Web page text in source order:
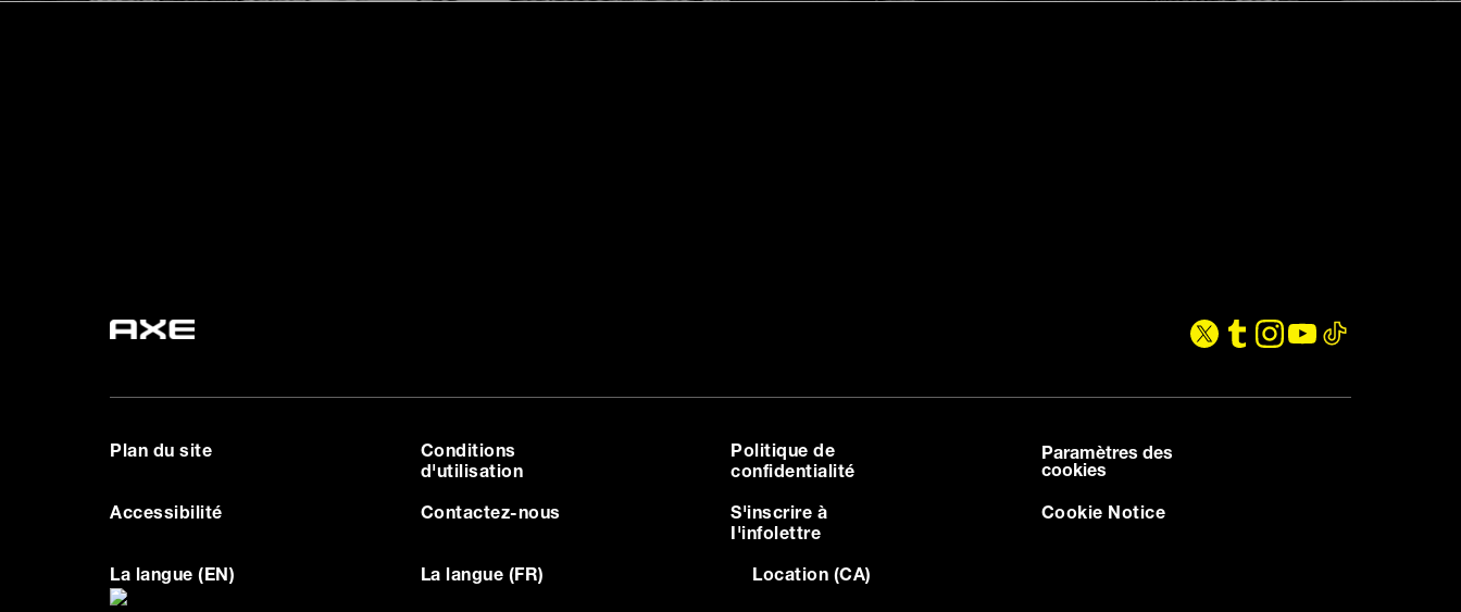
Plan du site
Conditions
d'utilisation
Politique de
confidentialité
Paramètres des
cookies
Accessibilité Contactez-nous
S'inscrire à
I'infolettre
Cookie Notice
La langue (EN) La langue (FR) Location (CA)